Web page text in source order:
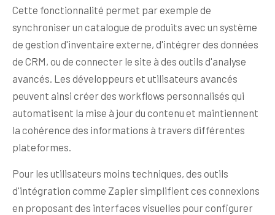
Cette fonctionnalité permet par exemple de
synchroniser un catalogue de produits avec un système
de gestion d'inventaire externe, d'intégrer des données
de CRM, ou de connecter le site à des outils d'analyse
avancés. Les développeurs et utilisateurs avancés
peuvent ainsi créer des workflows personnalisés qui
automatisent la mise à jour du contenu et maintiennent
la cohérence des informations à travers différentes
plateformes.
Pour les utilisateurs moins techniques, des outils
d'intégration comme Zapier simplifient ces connexions
en proposant des interfaces visuelles pour configurer